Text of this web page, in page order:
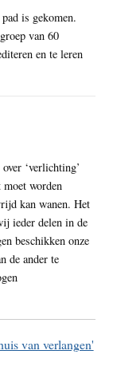
is gekomen.
van 60
en te leren
‘verlichting’
worden
kan wanen. Het
ieder delen in de
beschikken onze
de ander te
van verlangen'